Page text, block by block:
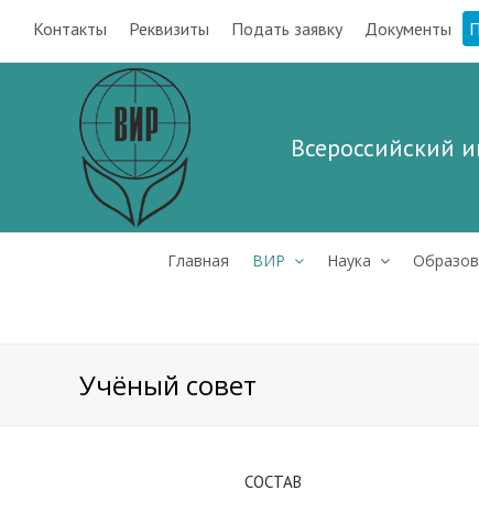
Контакты Реквизиты Подать заявку Документы
Всероссийский
Главная ВИР Наука
Учёный совет
СОСТАВ